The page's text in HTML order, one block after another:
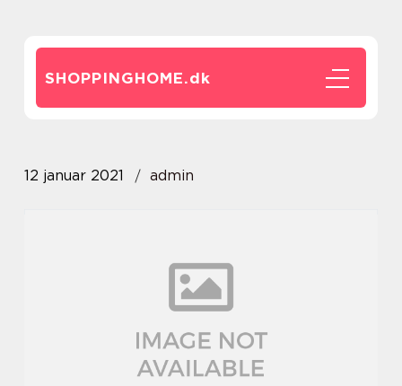
SHOPPINGHOME.dk
12 januar 2021 admin